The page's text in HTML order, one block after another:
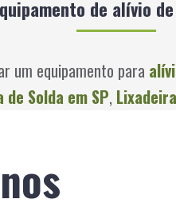
de alívio
um equipamento para
Solda em SP, Lixadeira